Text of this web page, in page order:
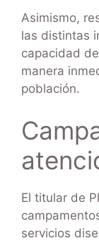
Asimismo,
las distintas
capacidad
manera
población.
El titular de
servicios